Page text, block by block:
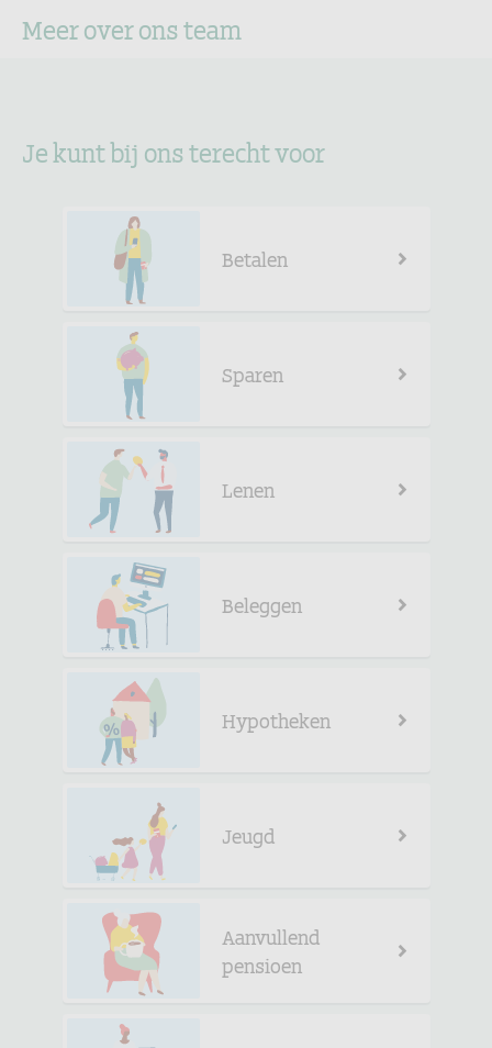
Meer over ons team
Je kunt bij ons terecht voor
Betalen
Sparen
Lenen
Beleggen
Hypotheken
Jeugd
Aanvullend
pensioen